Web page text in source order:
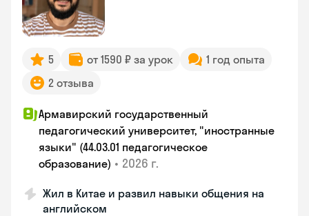
5 от 1590 ₽ за урок
1 год опыта
2 отзыва
Армавирский государственный
педагогический университет, "иностранные
языки" (44.03.01 педагогическое
образование) • 2026 г.
Жил в Китае и развил навыки общения на
английском